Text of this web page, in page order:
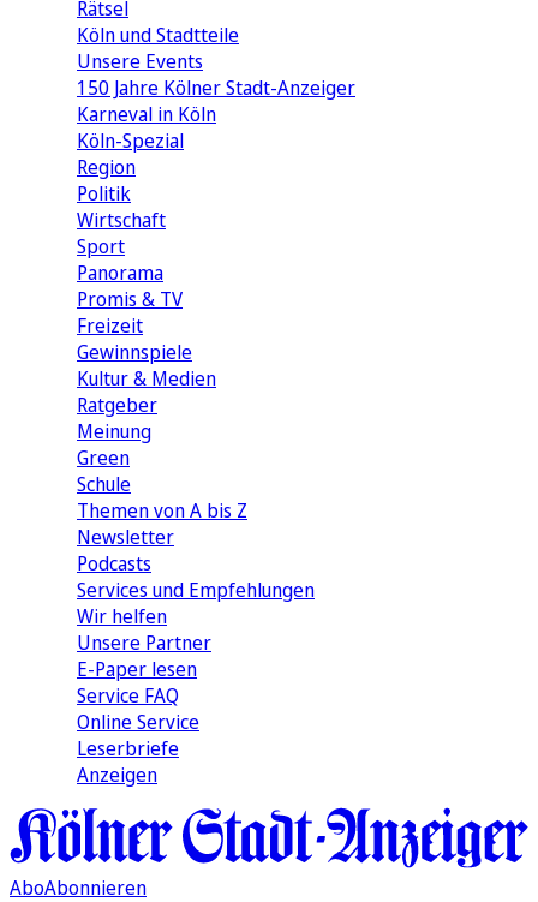
Rätsel
Köln und Stadtteile
Unsere Events
150 Jahre Kölner Stadt-Anzeiger
Karneval in Köln
Köln-Spezial
Region
Politik
Wirtschaft
Sport
Panorama
Promis & TV
Freizeit
Gewinnspiele
Kultur & Medien
Ratgeber
Meinung
Green
Schule
Themen von A bis Z
Newsletter
Podcasts
Services und Empfehlungen
Wir helfen
Unsere Partner
E-Paper lesen
Service FAQ
Online Service
Leserbriefe
Anzeigen
AboAbonnieren